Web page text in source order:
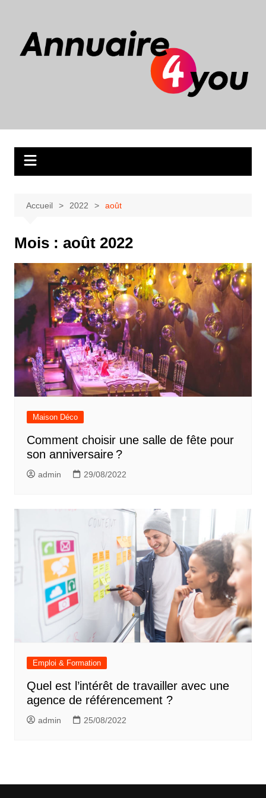
contenu
Accueil 2022 août
Mois : août 2022
Maison Déco
Comment choisir une salle de fête pour
son anniversaire ?
admin 29/08/2022
Emploi & Formation
Quel est l’intérêt de travailler avec une
agence de référencement ?
admin 25/08/2022